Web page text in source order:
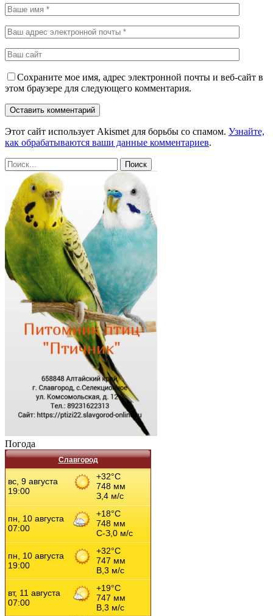
Сохраните мое имя, адрес электронной почты и веб-сайт в
этом браузере для следующего комментария.
Этот сайт использует Akismet для борьбы со спамом. Узнайте,
как обрабатываются ваши данные комментариев.
Погода
Славгород